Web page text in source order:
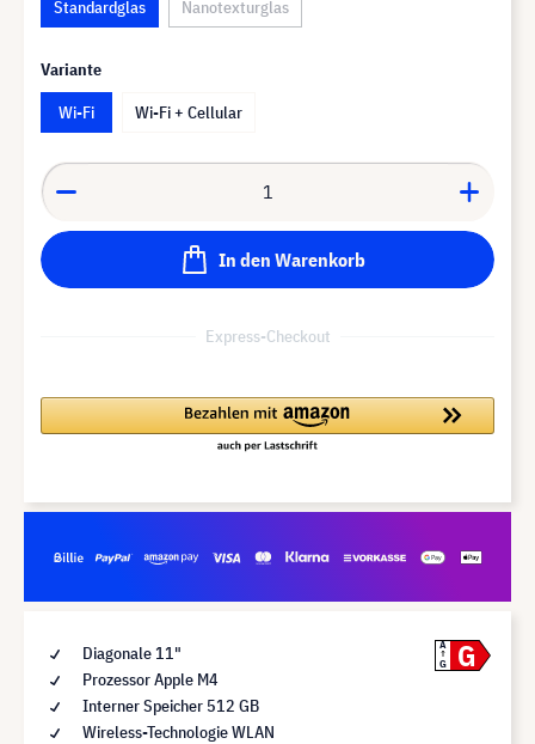
Standardglas
Nanotexturglas
Variante
Wi-Fi
Wi-Fi + Cellular
In den Warenkorb
Express-Checkout
Diagonale 11"
Prozessor Apple M4
Interner Speicher 512 GB
Wireless-Technologie WLAN
A
G
G